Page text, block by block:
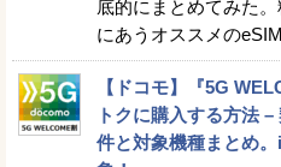
底的にまとめてみた
にあうオススメの
【ドコモ】『5G
トクに購入する方法
件と対象機種まとめ